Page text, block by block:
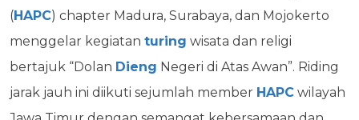
(HAPC) chapter Madura, Surabaya, dan Mojokerto
menggelar kegiatan turing wisata dan religi
bertajuk “Dolan Dieng Negeri di Atas Awan”. Riding
jarak jauh ini diikuti sejumlah member HAPC wilayah